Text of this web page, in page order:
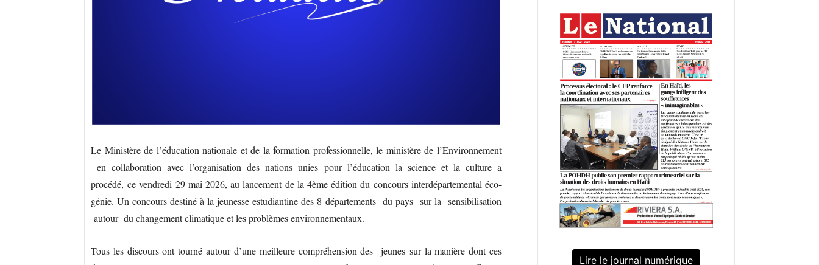
Le Ministère de l’éducation nationale et de la formation professionnelle, le ministère de l’Environnement
en collaboration avec l’organisation des nations unies pour l’éducation la science et la culture a
procédé, ce vendredi 29 mai 2026, au lancement de la 4ème édition du concours interdépartemental éco-
génie. Un concours destiné à la jeunesse estudiantine des 8 départements du pays sur la sensibilisation
autour du changement climatique et les problèmes environnementaux.
Tous les discours ont tourné autour d’une meilleure compréhension des jeunes sur la manière dont ces
Lire le journal numérique